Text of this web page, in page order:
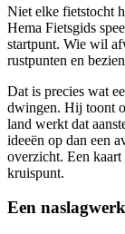
Niet elke fietstocht
Hema Fietsgids
startpunt. Wie wil
rustpunten en
Dat is precies wat
dwingen. Hij toont
land werkt dat
ideeën op dan een
overzicht. Een kaart
kruispunt.
Een